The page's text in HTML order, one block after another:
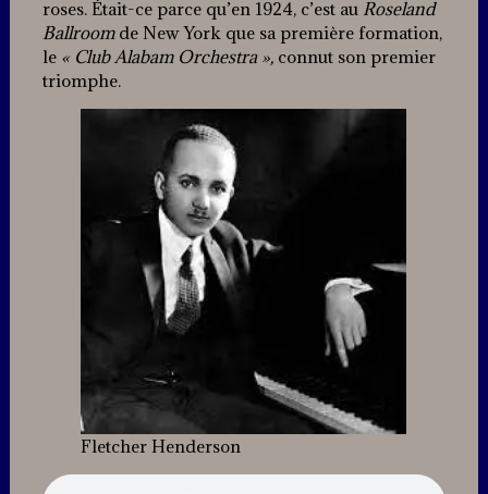
roses. Était-ce parce qu’en 1924, c’est au Roseland
Ballroomde New York que sa première formation,
le « Club Alabam Orchestra »,connut son premier
triomphe.
Fletcher Henderson